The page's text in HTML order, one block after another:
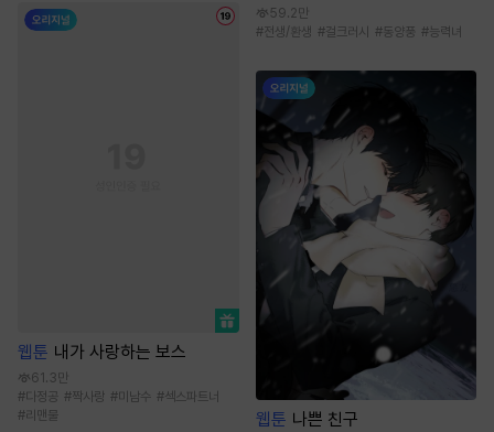
웹툰 내가 사랑하는 보스
61.3만
#다정공 #짝사랑 #미남수 #섹스파트너
#리맨물
59.2만
#전생/환생 #걸크러시 #동양풍 #능력녀
웹툰 나쁜 친구